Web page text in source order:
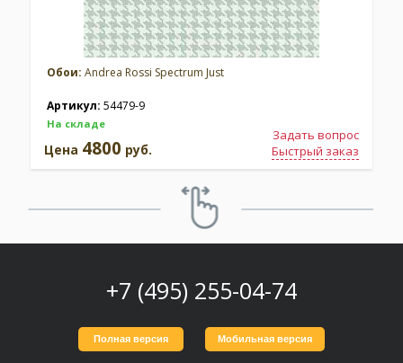
Обои: Andrea Rossi Spectrum Just
Артикул: 54479-9
На складе
Задать вопрос
Быстрый заказ
Цена 4800 руб.
+7 (495) 255-04-74
Полная версия Мобильная версия